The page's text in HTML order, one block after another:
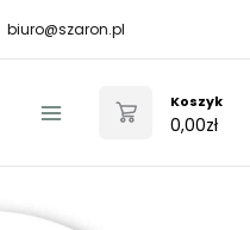
biuro@szaron.pl
Menu
Koszyk
0,00zł